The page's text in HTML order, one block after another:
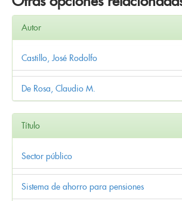
Autor
Castillo, José Rodolfo
De Rosa, Claudio M.
Título
Sector público
Sistema de ahorro para pensiones